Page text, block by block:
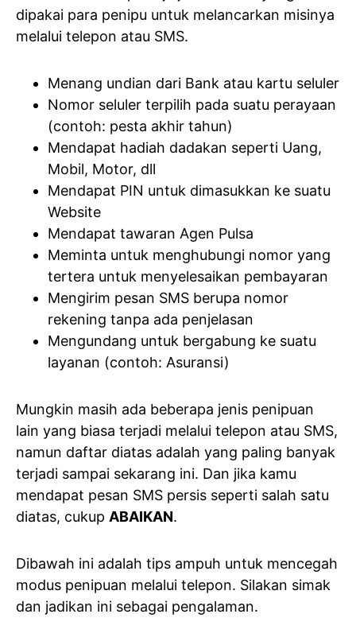
dipakai para penipu untuk melancarkan misinya
melalui telepon atau SMS.
Menang undian dari Bank atau kartu seluler
Nomor seluler terpilih pada suatu perayaan
(contoh: pesta akhir tahun)
Mendapat hadiah dadakan seperti Uang,
Mobil, Motor, dll
Mendapat PIN untuk dimasukkan ke suatu
Website
Mendapat tawaran Agen Pulsa
Meminta untuk menghubungi nomor yang
tertera untuk menyelesaikan pembayaran
Mengirim pesan SMS berupa nomor
rekening tanpa ada penjelasan
Mengundang untuk bergabung ke suatu
layanan (contoh: Asuransi)
Mungkin masih ada beberapa jenis penipuan
lain yang biasa terjadi melalui telepon atau SMS,
namun daftar diatas adalah yang paling banyak
terjadi sampai sekarang ini. Dan jika kamu
mendapat pesan SMS persis seperti salah satu
diatas, cukup ABAIKAN.
Dibawah ini adalah tips ampuh untuk mencegah
modus penipuan melalui telepon. Silakan simak
dan jadikan ini sebagai pengalaman.